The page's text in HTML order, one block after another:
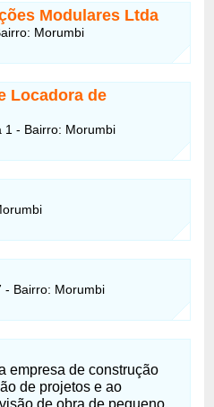
Modulares Ltda
Morumbi
Locadora de
1 - Bairro: Morumbi
- Bairro: Morumbi
empresa de construção
de projetos e ao
de obra de pequeno,